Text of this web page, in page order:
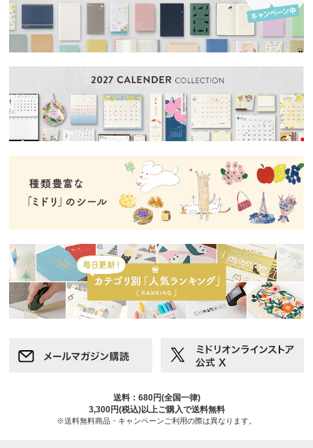
送料：680円(全国一律)
3,300円(税込)以上ご購入で送料無料
※送料無料商品・キャンペーンご利用の際は異なります。